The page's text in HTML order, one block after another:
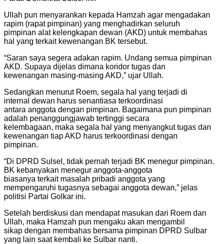
Ullah pun menyarankan kepada Hamzah agar mengadakan
rapim (rapat pimpinan) yang menghadirkan seluruh
pimpinan alat kelengkapan dewan (AKD) untuk membahas
hal yang terkait kewenangan BK tersebut.
“Saran saya segera adakan rapim. Undang semua pimpinan
AKD. Supaya dijelas dimana koridor tugas dan
kewenangan masing-masing AKD,” ujar Ullah.
Sedangkan menurut Roem, segala hal yang terjadi di
internal dewan harus senantiasa terkoordinasi
antara anggota dengan pimpinan. Bagaimana pun pimpinan
adalah penanggungjawab tertinggi secara
kelembagaan, maka segala hal yang menyangkut tugas dan
kewenangan tiap AKD harus terkoordinasi dengan
pimpinan.
“Di DPRD Sulsel, tidak pernah terjadi BK menegur pimpinan.
BK kebanyakan menegur anggota-anggota
biasanya terkait masalah pribadi anggota yang
mempengaruhi tugasnya sebagai anggota dewan,” jelas
politisi Partai Golkar ini.
Setelah berdiskusi dan mendapat masukan dari Roem dan
Ullah, maka Hamzah pun mengaku akan mengambil
sikap dengan membahas bersama pimpinan DPRD Sulbar
yang lain saat kembali ke Sulbar nanti.